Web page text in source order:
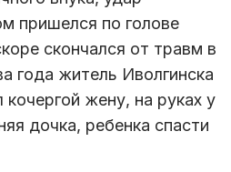
пришелся по голове
скончался от травм в
года житель Иволгинска
жену, на руках у
дочка, ребенка спасти